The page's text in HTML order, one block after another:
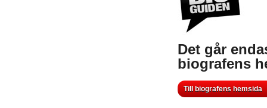
Det går
biografens
Till biografens hemsida